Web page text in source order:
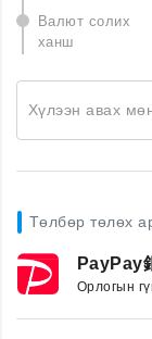
Валют солих
ханш
Хүлээн авах
Төлбөр төлөх
PayPay
Орлогын